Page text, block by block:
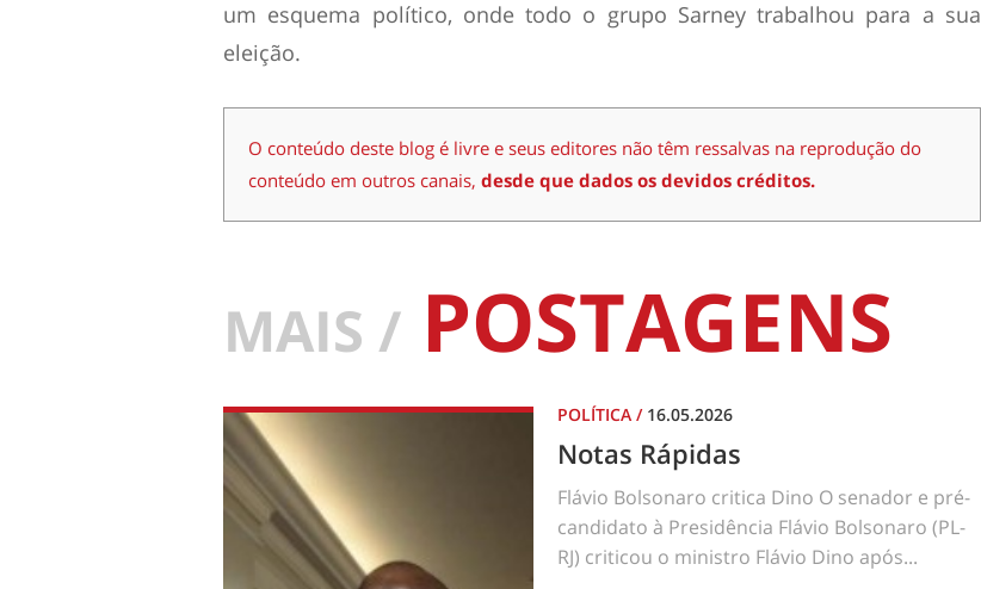
um esquema político, onde todo o grupo Sarney trabalhou para a sua
eleição.
O conteúdo deste blog é livre e seus editores não têm ressalvas na reprodução do
conteúdo em outros canais, desde que dados os devidos créditos.
MAIS / POSTAGENS
POLÍTICA / 16.05.2026
Notas Rápidas
Flávio Bolsonaro critica Dino O senador e pré-
candidato à Presidência Flávio Bolsonaro (PL-
RJ) criticou o ministro Flávio Dino após...